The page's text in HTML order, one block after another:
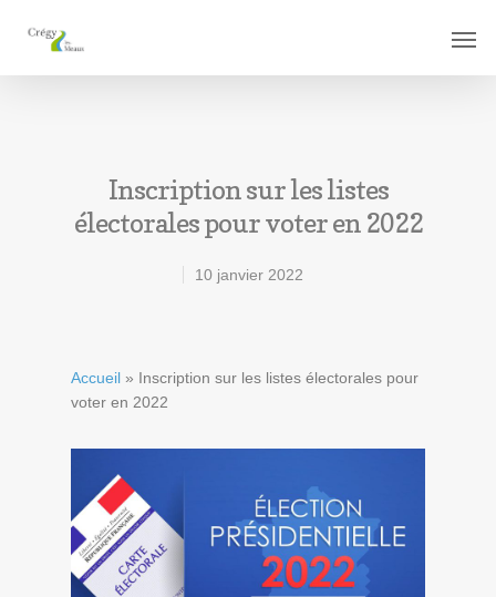
Inscription sur les listes
électorales pour voter en 2022
10 janvier 2022
Accueil » Inscription sur les listes électorales pour
voter en 2022